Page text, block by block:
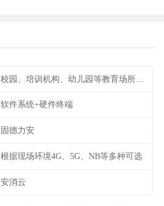
校园、培训机构、幼儿园等教育场所人员密集场所消防安全监控管理系统
软件系统+硬件终端
固德力安
根据现场环境4G、5G、NB等多种可选
安消云